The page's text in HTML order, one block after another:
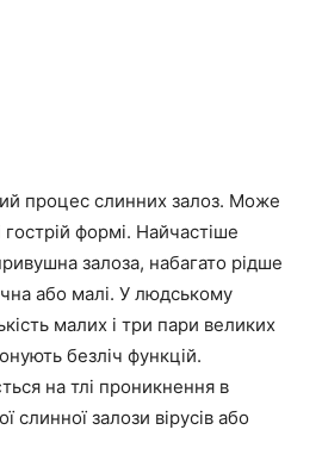
процес слинних залоз. Може
гострій формі. Найчастіше
залоза, набагато рідше
або малі. У людському
малих і три пари великих
безліч функцій.
на тлі проникнення в
слинної залози вірусів або